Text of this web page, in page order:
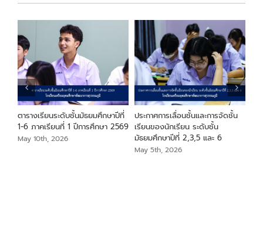
ตารางเรียนระดับชั้นมัธยมศึกษาปีที่
1-6 ภาคเรียนที่ 1 ปีการศึกษา 2569
May 10th, 2026
ประกาศการเลื่อนชั้นและการจัดชั้น
เรียนของนักเรียน ระดับชั้น
มัธยมศึกษาปีที่ 2,3,5 และ 6
May 5th, 2026